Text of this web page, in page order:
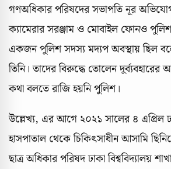
গণঅধিকার পরিষদের সভাপতি নূর
ক্যামেরার সরঞ্জাম ও মোবাইল ফোনও
একজন পুলিশ সদস্য মদ্যপ অবস্থায় ছিল
তিনি। তাদের বিরুদ্ধে তোলেন
কথা বলতে রাজি হয়নি পুলিশ।
উল্লেখ্য, এর আগে ২০২১ সালের ৪ এপ্রিল
হাসপাতাল থেকে চিকিৎসাধীন আসামি
ছাত্র অধিকার পরিষদ ঢাকা বিশ্ববিদ্যালয়